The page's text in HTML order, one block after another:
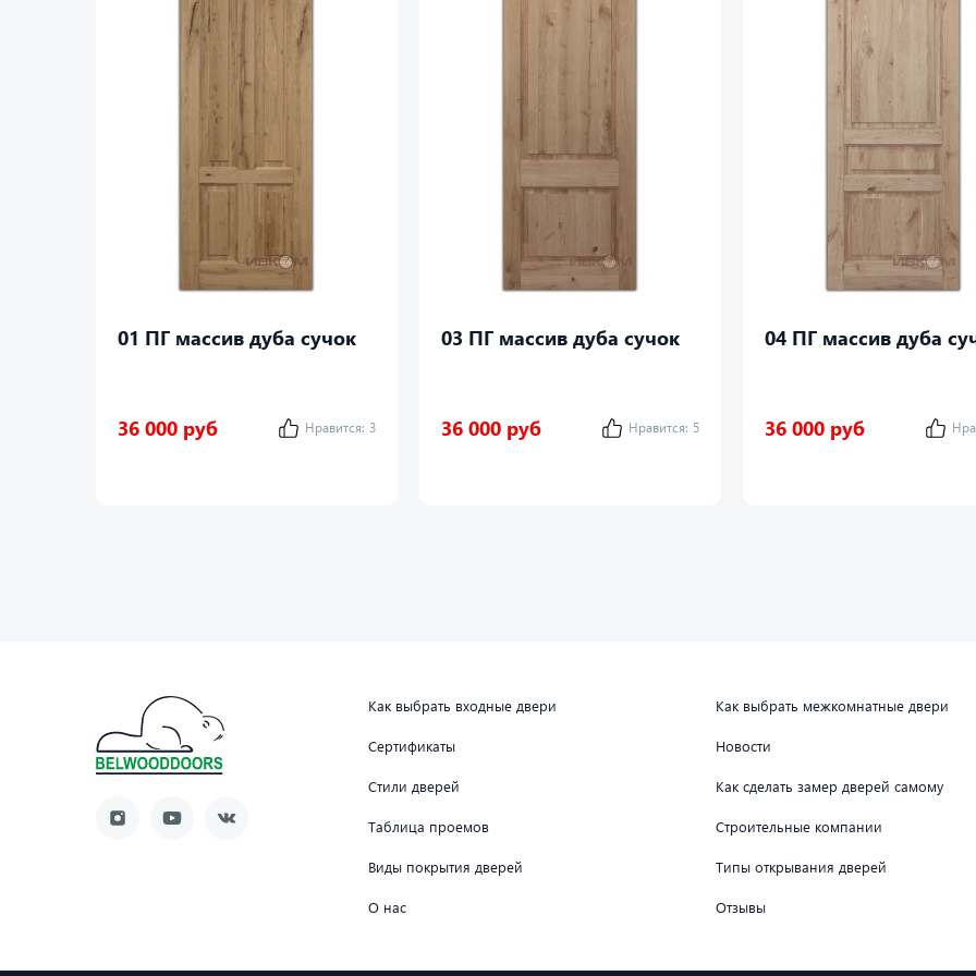
01 ПГ массив дуба сучок
36 000 руб Нравится: 3
03 ПГ массив дуба сучок
36 000 руб Нравится: 5
04 ПГ массив дуба
36 000 руб
Как выбрать входные двери Как выбрать межкомнатные двери
Сертификаты Новости
Стили дверей Как сделать замер дверей самому
Таблица проемов Строительные компании
Виды покрытия дверей Типы открывания дверей
О нас Отзывы